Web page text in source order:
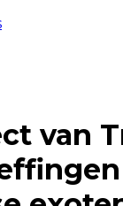
van